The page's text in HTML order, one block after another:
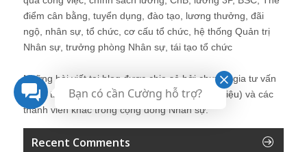
điểm cân bằng, tuyển dụng, đào tạo, lương thưởng, đãi
ngộ, nhân sự, tổ chức, cơ cấu tổ chức, hệ thống Quản trị
Nhân sự, trưởng phòng Nhân sự, tái tạo tổ chức
Những bài viết tại blog được chia sẻ bởi chuyên gia tư vấn
Quản trị Nhân sự Nguyễn Hùng Cường (giới thiệu) và các
thành viên khác trong cộng đồng Nhân sự.
Recent Comments
Bạn có cần Cường hỗ trợ?